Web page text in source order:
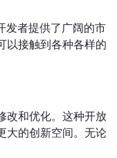
发者提供了广阔的市
以接触到各种各样的
改和优化。这种开放
大的创新空间。无论